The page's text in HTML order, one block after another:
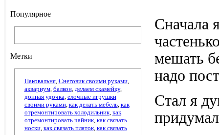
Популярное
Метки
Наковальня, Снеговик своими руками,
аквариум, балкон, делаем скамейку,
донная удочка, елочные игрушки
своими руками, как делать мебель, как
отремонтировать холодильник, как
отремонтировать чайник, как связать
носки, как связать платок, как связать
Сначала
мешать
надо
Стал я